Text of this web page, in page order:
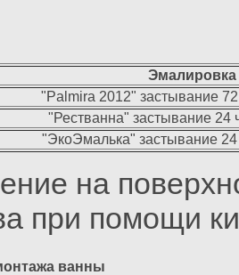
Эмалировка
"Palmira 2012" застывание
"Рестванна" застывание 24
"ЭкоЭмалька" застывание
на
при помощи
ванны